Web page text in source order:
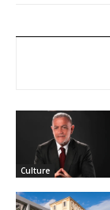
Culture